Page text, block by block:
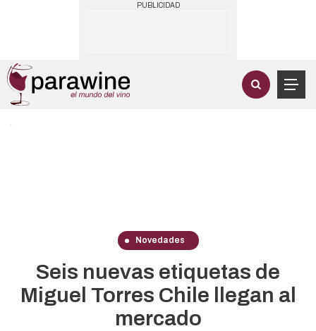
PUBLICIDAD
Novedades
Seis nuevas etiquetas de
Miguel Torres Chile llegan al
mercado